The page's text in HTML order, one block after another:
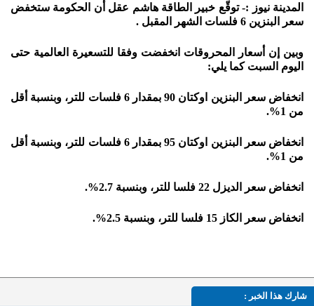
المدينة نيوز :- توقّع خبير الطاقة هاشم عقل أن الحكومة ستخفض
سعر البنزين 6 فلسات الشهر المقبل .
وبين إن أسعار المحروقات انخفضت وفقا للتسعيرة العالمية حتى
اليوم السبت كما يلي:
انخفاض سعر البنزين اوكتان 90 بمقدار 6 فلسات للتر، وبنسبة أقل
من 1%.
انخفاض سعر البنزين اوكتان 95 بمقدار 6 فلسات للتر، وبنسبة أقل
من 1%.
انخفاض سعر الديزل 22 فلسا للتر، وبنسبة 2.7%.
انخفاض سعر الكاز 15 فلسا للتر، وبنسبة 2.5%.
شارك هذا الخبر :